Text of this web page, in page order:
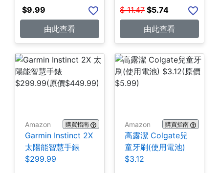
$9.99
由此查看
$ 11.47 $5.74
由此查看
Amazon 購買指南
Garmin Instinct 2X
太陽能智慧手錶
$299.99
Amazon 購買指南
高露潔 Colgate兒
童牙刷(使用電池)
$3.12